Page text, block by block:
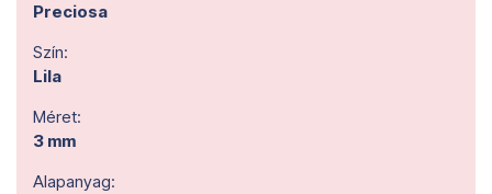
Preciosa
Szín:
Lila
Méret:
3 mm
Alapanyag: